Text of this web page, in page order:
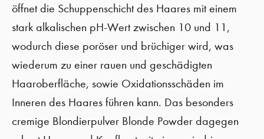
öffnetdie Schuppenschicht des Haares mit einem
stark alkalischen pH-Wert zwischen 10 und 11,
wodurch diese poröser und brüchiger wird, was
wiederum zu einer rauen und geschädigten
Haaroberfläche, sowie Oxidationsschäden im
Inneren des Haares führen kann. Das besonders
cremige Blondierpulver Blonde Powder dagegen